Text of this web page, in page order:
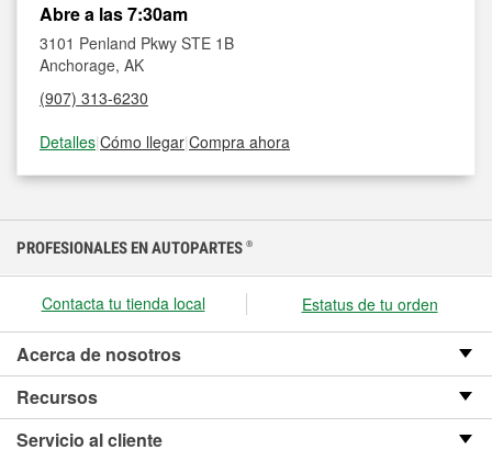
Abre a las 7:30am
3101 Penland Pkwy STE 1B
Anchorage, AK
(907) 313-6230
Detalles|Cómo llegar|Compra ahora
PROFESIONALES EN AUTOPARTES ®
Contacta tu tienda local Estatus de tu orden
Acerca de nosotros
Recursos
Servicio al cliente